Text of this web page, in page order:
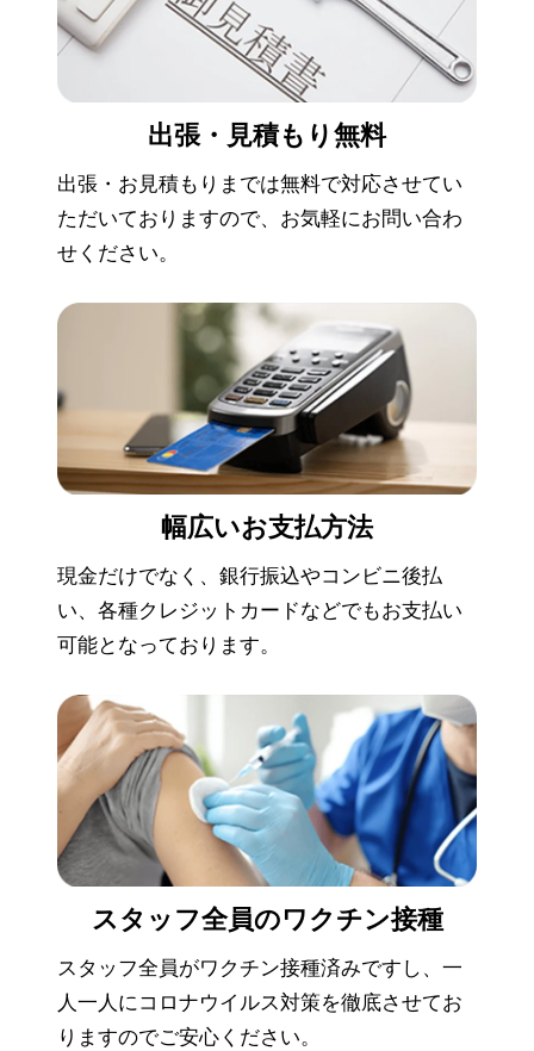
出張・見積もり 無料
出張・お見積もりまでは無料で対応させてい
ただいておりますので、お気軽にお問い合わ
せください。
幅広いお支払方法
現金だけでなく、銀行振込やコンビニ後払
い、各種クレジットカードなどでもお支払い
可能となっております。
スタッフ全員のワクチン接種
スタッフ全員がワクチン接種済みですし、一
人一人にコロナウイルス対策を徹底させてお
りますのでご安心ください。